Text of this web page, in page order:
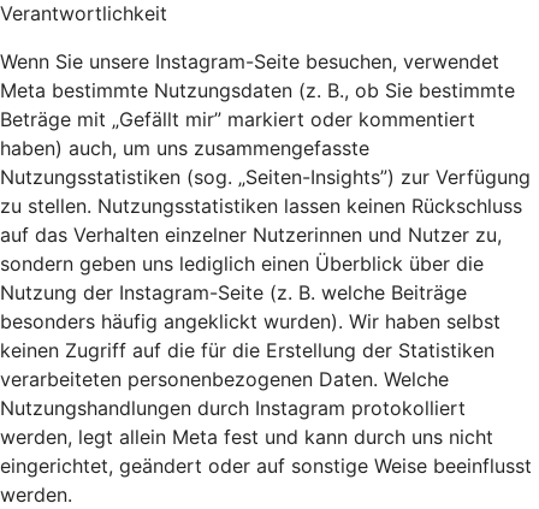
Verantwortlichkeit
Wenn Sie unsere Instagram-Seite besuchen, verwendet
Meta bestimmte Nutzungsdaten (z. B., ob Sie bestimmte
Beträge mit „Gefällt mir” markiert oder kommentiert
haben) auch, um uns zusammengefasste
Nutzungsstatistiken (sog. „Seiten-Insights”) zur Verfügung
zu stellen. Nutzungsstatistiken lassen keinen Rückschluss
auf das Verhalten einzelner Nutzerinnen und Nutzer zu,
sondern geben uns lediglich einen Überblick über die
Nutzung der Instagram-Seite (z. B. welche Beiträge
besonders häufig angeklickt wurden). Wir haben selbst
keinen Zugriff auf die für die Erstellung der Statistiken
verarbeiteten personenbezogenen Daten. Welche
Nutzungshandlungen durch Instagram protokolliert
werden, legt allein Meta fest und kann durch uns nicht
eingerichtet, geändert oder auf sonstige Weise beeinflusst
werden.